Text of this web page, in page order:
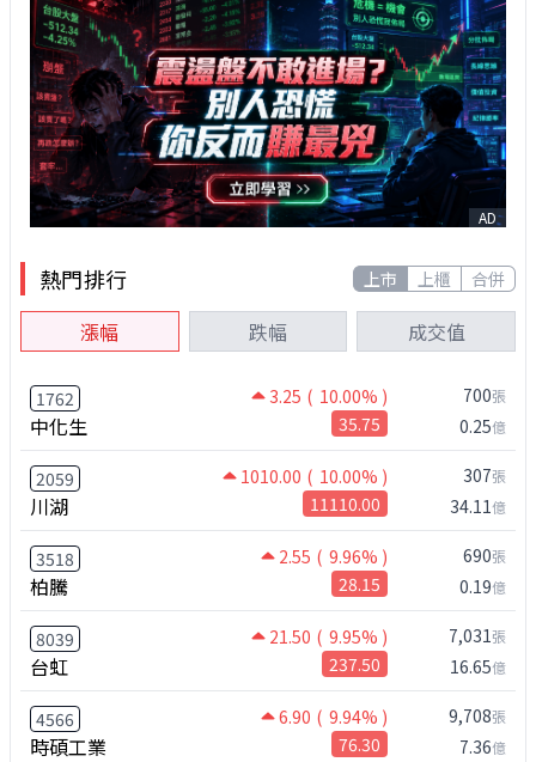
AD
熱門排行 上市 上櫃 合併
漲幅 跌幅 成交值
1762 3.25 ( 10.00% )
中化生 35.75
700張
0.25億
2059 1010.00 ( 10.00% )
川湖 11110.00
307張
34.11億
3518 2.55 ( 9.96% )
柏騰 28.15
690張
0.19億
8039 21.50 ( 9.95% )
台虹 237.50
7,031張
16.65億
4566 6.90 ( 9.94% )
時碩工業 76.30
9,708張
7.36億